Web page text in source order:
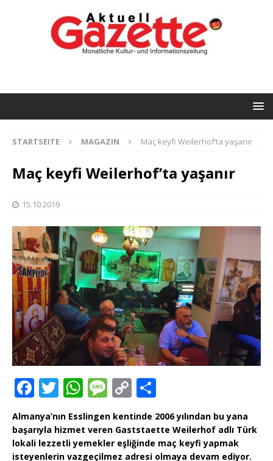
STARTSEITE MAGAZIN Maç keyfi Weilerhof’ta yaşanır
Maç keyfi Weilerhof’ta yaşanır
15.10.2019
F
c
e
T
w
it
te
W
h
at
s
M
e
ss
a
C
o
p
y
ei
le
n
Almanya’nın Esslingen kentinde 2006 yılından bu yana
başarıyla hizmet veren Gaststaette Weilerhof adlı Türk
lokali lezzetli yemekler eşliğinde maç keyfi yapmak
isteyenlerin vazgeçilmez adresi olmaya devam ediyor.